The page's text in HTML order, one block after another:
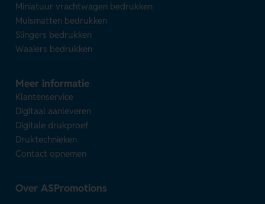
Miniatuur vrachtwagen bedrukken
Muismatten bedrukken
Slingers bedrukken
Waaiers bedrukken
Meer informatie
Klantenservice
Digitaal aanleveren
Digitale drukproef
Druktechnieken
Contact opnemen
Over ASPromotions